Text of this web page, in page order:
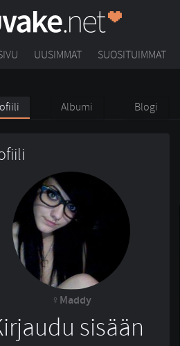
UUSIMMAT SUOSITUIMMAT
Albumi Blogi
Maddy
sisään